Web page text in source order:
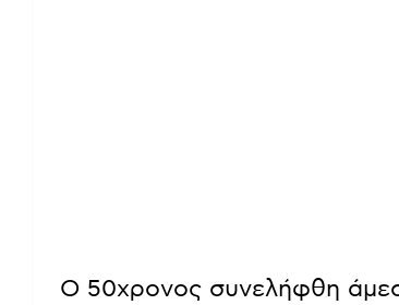
Ο 50χρονος συνελήφθη